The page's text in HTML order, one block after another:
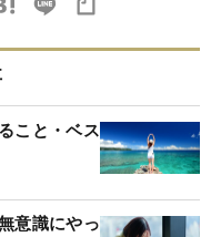
こと・ベス
意識にやっ